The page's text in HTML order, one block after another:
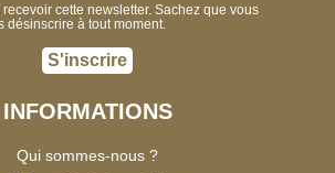
cette newsletter. Sachez que vous
désinscrire à tout moment.
S'inscrire
INFORMATIONS
Qui sommes-nous ?